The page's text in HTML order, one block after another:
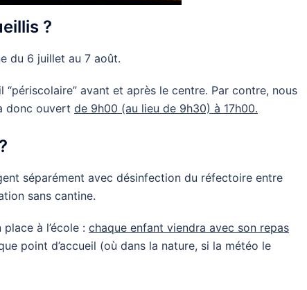
?
du 6 juillet au 7 août.
“périscolaire” avant et après le centre. Par contre, nous
donc ouvert de 9h00 (au lieu de 9h30) à 17h00.
séparément avec désinfection du réfectoire entre
sans cantine.
à l’école : chaque enfant viendra avec son repas
point d’accueil (où dans la nature, si la météo le